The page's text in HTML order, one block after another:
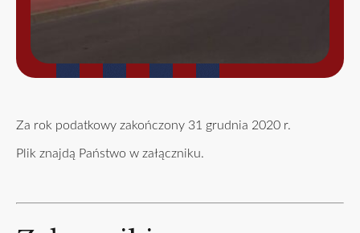
Za rok podatkowy zakończony 31 grudnia 2020 r.
Plik znajdą Państwo w załączniku.